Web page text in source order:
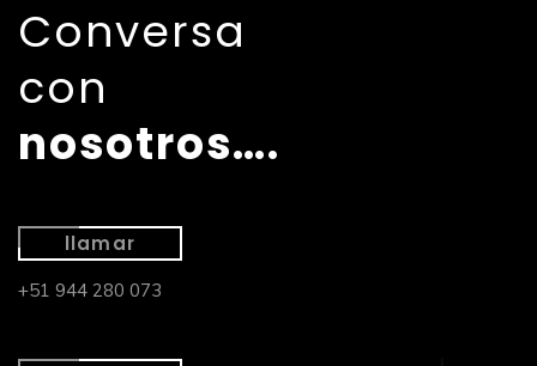
Conversa
con
nosotros….
llamar
+51 944 280 073